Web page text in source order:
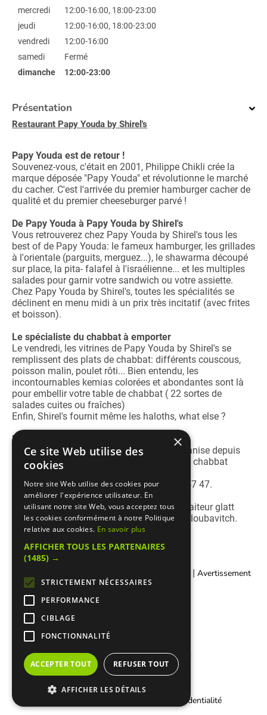
mercredi
12:00-16:00, 18:00-23:00
jeudi
12:00-16:00, 18:00-23:00
vendredi
12:00-16:00
samedi
Fermé
dimanche
12:00-23:00
Présentation
Restaurant Papy Youda by Shirel's
Papy Youda est de retour !
Souvenez-vous, c'était en 2001, Philippe Chikli crée la
marque déposée "Papy Youda" et révolutionne le marché
du cacher. C'est l'arrivée du premier hamburger cacher de
qualité et du premier cheeseburger parvé !
De Papy Youda à Papy Youda by Shirel's
Vous retrouverez chez Papy Youda by Shirel's tous les
best of de Papy Youda: le fameux hamburger, les grillades
à l'orientale (parguits, merguez...), le shawarma découpé
sur place, la pita- falafel à l'israélienne... et les multiples
salades pour garnir votre sandwich ou votre assiette.
Chez Papy Youda by Shirel's, toutes les spécialités se
déclinent en menu midi à un prix très incitatif (avec frites
et boisson).
Le spécialiste du chabbat à emporter
Le vendredi, les vitrines de Papy Youda by Shirel's se
remplissent des plats de chabbat: différents couscous,
poisson malin, poulet rôti... Bien entendu, les
incontournables kemias colorées et abondantes sont là
pour embellir votre table de chabbat ( 22 sortes de
salades cuites ou fraîches)
Enfin, Shirel's fournit même les haloths, what else ?
Papy Youda by Shirel's catering
Avec son département traiteur, Shirel's organise depuis
plusieurs années vos réceptions, kiddouch, chabbat
plein...
Renseignez-vous en appelant le 06 99 75 47 47.
Papy Youda by Shirel's est un restaurant-traiteur glatt
cacher sous le contrôle du Vaad Rabbanei loubavitch.
| Avertissement
Légal
Charte de confidentialité
×
Ce site Web utilise des
cookies
Notre site Web utilise des cookies pour
améliorer l'expérience utilisateur. En
utilisant notre site Web, vous acceptez tous
les cookies conformément à notre Politique
relative aux cookies. En savoir plus
AFFICHER TOUS LES PARTENAIRES
(1485) →
STRICTEMENT NÉCESSAIRES
PERFORMANCE
CIBLAGE
FONCTIONNALITÉ
ACCEPTER TOUT REFUSER TOUT
AFFICHER LES DÉTAILS